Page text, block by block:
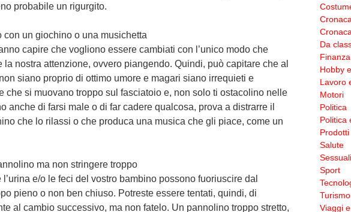
probabile un rigurgito.
con un giochino o una musichetta
capire che vogliono essere cambiati con l’unico modo che
la nostra attenzione, ovvero piangendo. Quindi, può capitare che al
siano proprio di ottimo umore e magari siano irrequieti e
che si muovano troppo sul fasciatoio e, non solo ti ostacolino nelle
anche di farsi male o di far cadere qualcosa, prova a distrarre il
che lo rilassi o che produca una musica che gli piace, come un
ma non stringere troppo
e/o le feci del vostro bambino possono fuoriuscire dal
pieno o non ben chiuso. Potreste essere tentati, quindi, di
al cambio successivo, ma non fatelo. Un pannolino troppo stretto,
Da
Finanza
Hobby
Lavoro
Motori
Politica
Politica
Salute
Sport
Turismo
Viaggi